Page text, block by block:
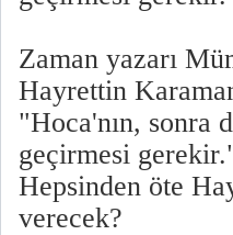
Zaman yazarı
Hayrettin
"Hoca'nın, sonra
geçirmesi
Hepsinden öte
verecek?